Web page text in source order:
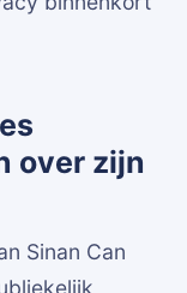
over zijn
Sinan Can